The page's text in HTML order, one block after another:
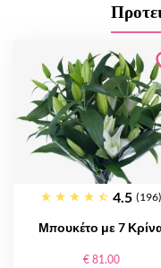
4.5 (196)
Μπουκέτο με 7
€ 81.00